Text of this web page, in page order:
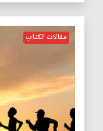
مقالات الكتاب